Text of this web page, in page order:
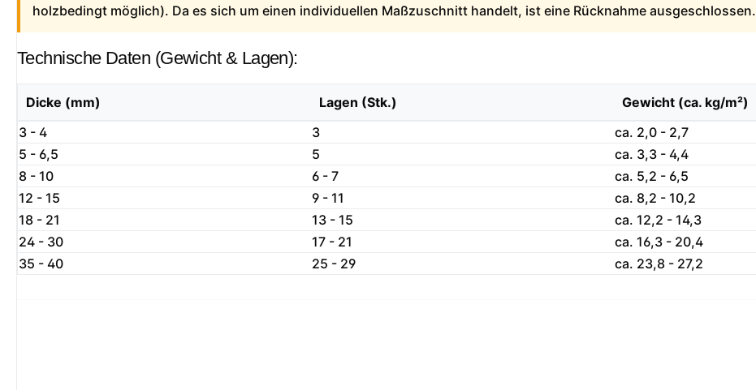
holzbedingt möglich). Da es sich um einen individuellen Maßzuschnitt handelt, ist eine Rücknahme ausgeschlossen.
Technische Daten (Gewicht & Lagen):
Dicke (mm) Lagen (Stk.)
Gewicht (ca. kg/m²)
3 - 4
3
ca. 2,0 - 2,7
5 - 6,5
5
ca. 3,3 - 4,4
8 - 10
6 - 7
ca. 5,2 - 6,5
12 - 15
9 - 11
ca. 8,2 - 10,2
18 - 21
13 - 15
ca. 12,2 - 14,3
24 - 30
17 - 21
ca. 16,3 - 20,4
35 - 40
25 - 29 ca. 23,8 - 27,2